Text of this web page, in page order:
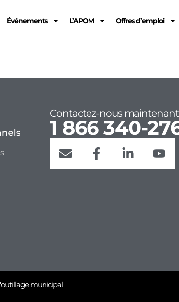
Événements L’APOM Offres d’emploi
Contactez-nous maintenant
1 866 340-
municipal